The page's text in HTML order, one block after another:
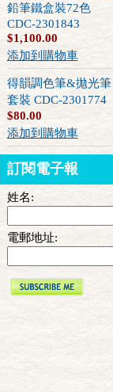
鉛筆鐵盒裝72色
CDC-2301843
$1,100.00
添加到購物車
得韻調色筆&拋光筆
套裝 CDC-2301774
$80.00
添加到購物車
訂閱電子報
姓名:
電郵地址: